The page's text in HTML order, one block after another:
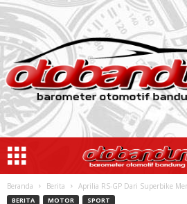
Beranda Berita Aprilia RS-GP Dari Superbike
BERITA MOTOR SPORT